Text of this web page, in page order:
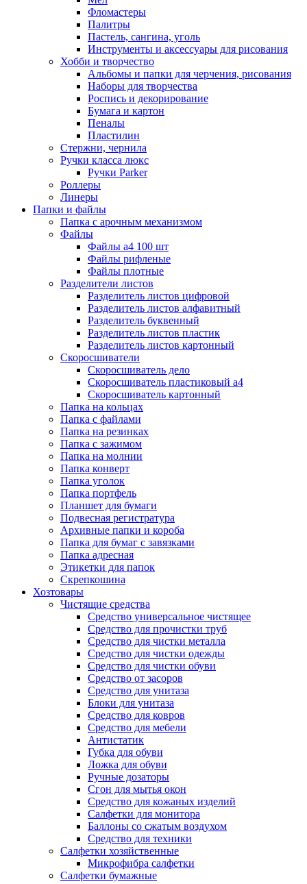
Фломастеры
Палитры
Пастель, сангина, уголь
Инструменты и аксессуары для рисования
Хобби и творчество
Альбомы и папки для черчения, рисования
Наборы для творчества
Роспись и декорирование
Бумага и картон
Пеналы
Пластилин
Стержни, чернила
Ручки класса люкс
Ручки Parker
Роллеры
Линеры
Папки и файлы
Папка с арочным механизмом
Файлы
Файлы а4 100 шт
Файлы рифленые
Файлы плотные
Разделители листов
Разделитель листов цифровой
Разделитель листов алфавитный
Разделитель буквенный
Разделитель листов пластик
Разделитель листов картонный
Скоросшиватели
Скоросшиватель дело
Скоросшиватель пластиковый а4
Скоросшиватель картонный
Папка на кольцах
Папка с файлами
Папка на резинках
Папка с зажимом
Папка на молнии
Папка конверт
Папка уголок
Папка портфель
Планшет для бумаги
Подвесная регистратура
Архивные папки и короба
Папка для бумаг с завязками
Папка адресная
Этикетки для папок
Скрепкошина
Хозтовары
Чистящие средства
Средство универсальное чистящее
Средство для прочистки труб
Средство для чистки металла
Средство для чистки одежды
Средство для чистки обуви
Средство от засоров
Средство для унитаза
Блоки для унитаза
Средство для ковров
Средство для мебели
Антистатик
Губка для обуви
Ложка для обуви
Ручные дозаторы
Сгон для мытья окон
Средство для кожаных изделий
Салфетки для монитора
Баллоны со сжатым воздухом
Средство для техники
Салфетки хозяйственные
Микрофибра салфетки
Салфетки бумажные